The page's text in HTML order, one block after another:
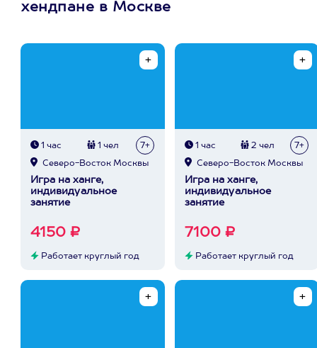
хендпане в Москве
1 час 1 чел 7+
Северо-Восток Москвы
Игра на ханге,
индивидуальное
занятие
4150 ₽
Работает круглый год
1 час 2 чел 7+
Северо-Восток Москвы
Игра на ханге,
индивидуальное
занятие
7100 ₽
Работает круглый год